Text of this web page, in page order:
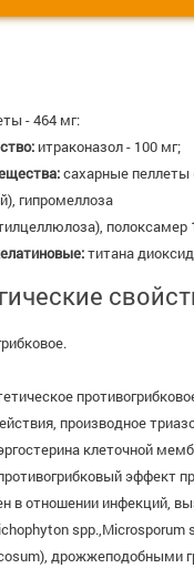
- 464 мг:
итраконазол - 100 мг;
сахарные пеллеты
гипромеллоза
полоксамер
титана
производное
клеточной
эффект
в отношении инфекций,
spp.,Microsporum
дрожжеподобными